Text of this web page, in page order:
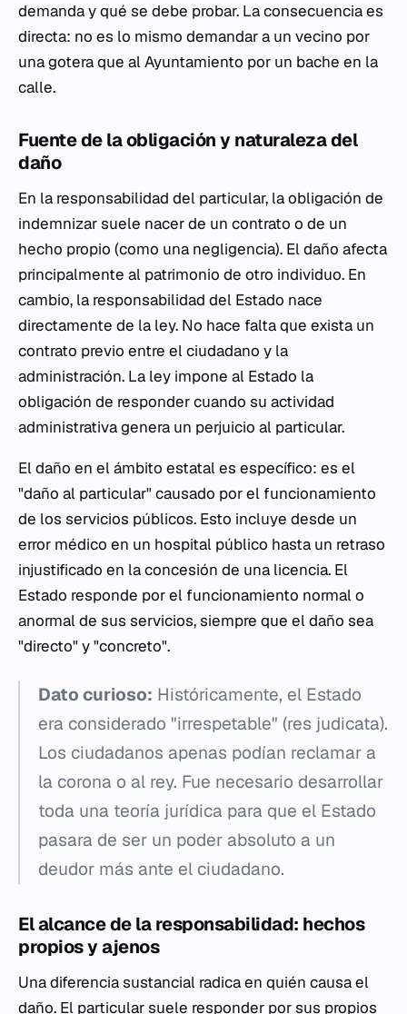
demanda y qué se debe probar. La consecuencia es
directa: no es lo mismo demandar a un vecino por
una gotera que al Ayuntamiento por un bache en la
calle.
Fuente de la obligación y naturaleza del
daño
En la responsabilidad del particular, la obligación de
indemnizar suele nacer de un contrato o de un
hecho propio (como una negligencia). El daño afecta
principalmente al patrimonio de otro individuo. En
cambio, la responsabilidad del Estado nace
directamente de la ley. No hace falta que exista un
contrato previo entre el ciudadano y la
administración. La ley impone al Estado la
obligación de responder cuando su actividad
administrativa genera un perjuicio al particular.
El daño en el ámbito estatal es específico: es el
"daño al particular" causado por el funcionamiento
de los servicios públicos. Esto incluye desde un
error médico en un hospital público hasta un retraso
injustificado en la concesión de una licencia. El
Estado responde por el funcionamiento normal o
anormal de sus servicios, siempre que el daño sea
"directo" y "concreto".
Dato curioso: Históricamente, el Estado
era considerado "irrespetable" (res judicata).
Los ciudadanos apenas podían reclamar a
la corona o al rey. Fue necesario desarrollar
toda una teoría jurídica para que el Estado
pasara de ser un poder absoluto a un
deudor más ante el ciudadano.
El alcance de la responsabilidad: hechos
propios y ajenos
Una diferencia sustancial radica en quién causa el
daño. El particular suele responder por sus propios